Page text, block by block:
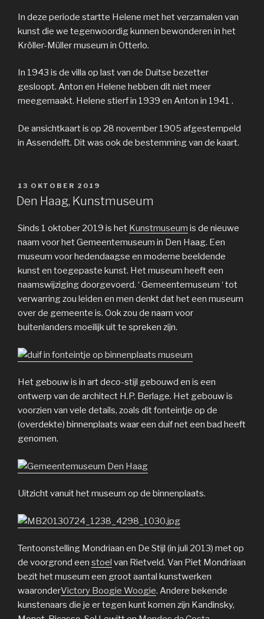
In deze periode startte Helene met het verzamalen van
kunst die we tegenwoordig kunnen bewonderen in het
Kröller-Müller museum in Otterlo.
In 1943 is de villa op last van de Duitse bezetter
gesloopt. Anton en Helene hebben dit niet meer
meegemaakt. Helene stierf in 1939 en Anton in 1941 .
De ansichtkaart is op 28 november 1905 afgestempeld
in Assendelft. Dit was ook de bestemming van de kaart.
GEPLAATST
OP
13 OKTOBER 2019
Den Haag, Kunstmuseum
Sinds 1 oktober 2019 is het Kunstmuseum is de nieuwe
naam voor het Gemeentemuseum in Den Haag. Een
museum voor hedendaagse en moderne beeldende
kunst en toegepaste kunst. Het museum heeft een
naamswijziging doorgevoerd. ‘ Gemeentemuseum ‘ tot
verwarring zou leiden en men denkt dat het een museum
over de gemeente is. Ook zou de naam voor
buitenlanders moeilijk uit te spreken zijn.
Het gebouw is in art deco-stijl gebouwd en is een
ontwerp van de architect H.P. Berlage. Het gebouw is
voorzien van vele details, zoals dit fonteintje op de
(overdekte) binnenplaats waar een duif net een bad heeft
genomen.
Uitzicht vanuit het museum op de binnenplaats.
Tentoonstelling Mondriaan en De Stijl (in juli 2013) met op
de voorgrond een stoel van Rietveld. Van Piet Mondriaan
bezit het museum een groot aantal kunstwerken
waaronderVictory Boogie Woogie. Andere bekende
kunstenaars die je er tegen kunt komen zijn Kandinsky,